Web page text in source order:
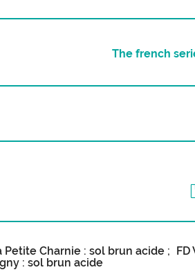
The french
Petite Charnie : sol brun acide ;
: sol brun acide